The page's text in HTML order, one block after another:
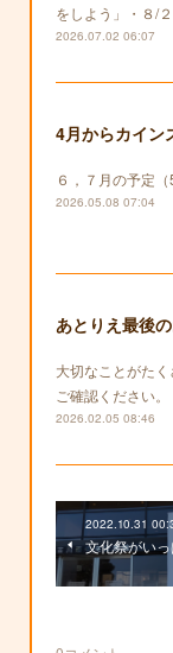
をしよう」・８/
2026.07.02 06:07
６，７月の予定（
2026.05.08 07:04
あとりえ最後
大切なことがた
ご確認ください
2026.02.05 08:46
2022.10.31
文化祭がい